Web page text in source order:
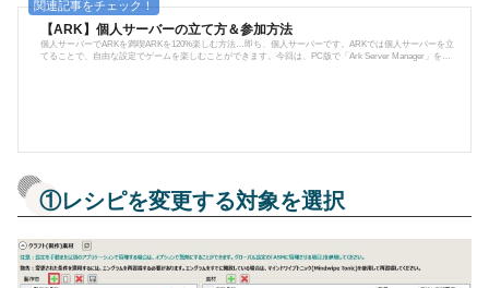
【ARK】個人サーバーの立て方＆参加方法
個人サーバーでARKを満喫ARKを120%楽しむ方法…即ち、個人サーバーです。ARKでは個人サーバーを立
てることで、自由な設定でゲームを楽しむことができます。今回は、PC版で「Ark Server Manager」を使
①レシピを変更する対象を選択